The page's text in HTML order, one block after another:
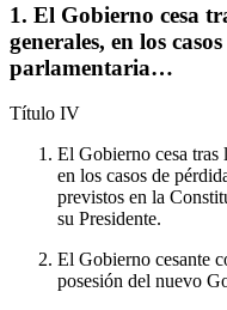
1. El Gobierno cesa
generales, en los
parlamentaria…
Título IV
El Gobierno cesa tras
en los casos de
previstos en la
su Presidente.
El Gobierno cesante
posesión del nuevo